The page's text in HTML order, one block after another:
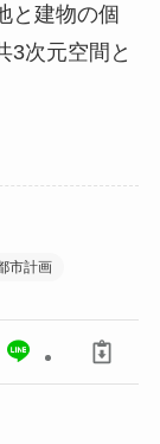
と建物の個
3次元空間と
市計画